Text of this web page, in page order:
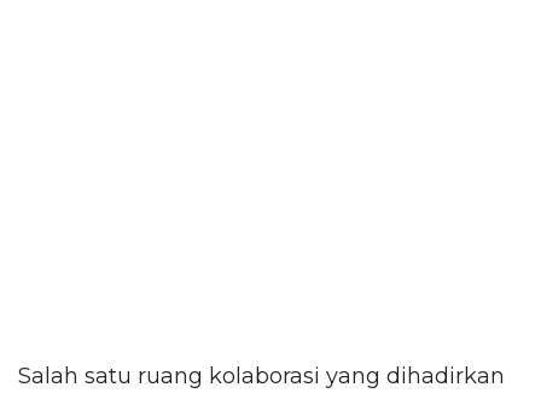
Salah satu ruang kolaborasi yang dihadirkan